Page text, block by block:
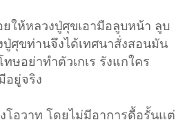
ให้หลวงปู่ศุขเอามือลูบหน้า ลูบ
ปู่ศุขท่านจึงได้เทศนาสั่งสอนมัน
อย่าทำตัวเกเร รังแกใคร
อยู่จริง
โอวาท โดยไม่มีอาการดื้อรั้นแต่